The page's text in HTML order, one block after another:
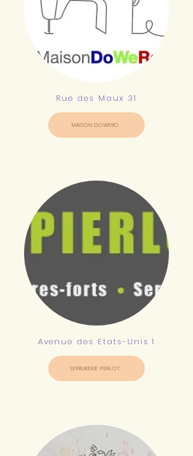
Rue des Maux 31
MAISON DOWERO
Avenue des Etats-Unis 1
SERRURERIE PIERLOT